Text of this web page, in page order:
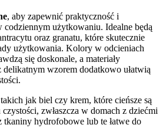
, aby zapewnić praktyczność i
użytkowaniu. Idealne będą
oraz granatu, które skutecznie
użytkowania. Kolory w odcieniach
się doskonale, a materiały
wzorem dodatkowo ułatwią
jak biel czy krem, które cieńsze są
zwłaszcza w domach z dziećmi
hydrofobowe lub te łatwe do